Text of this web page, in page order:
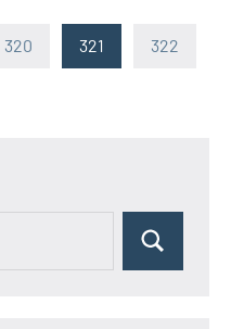
320 321 322
Поиск